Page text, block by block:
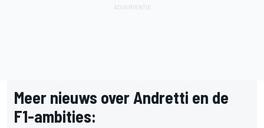
Meer nieuws over Andretti en de
F1-ambities: